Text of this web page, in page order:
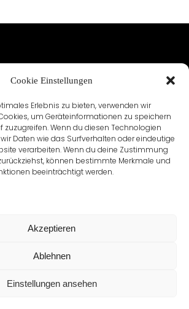
Cookie Einstellungen
Erlebnis zu bieten, verwenden wir
um Geräteinformationen zu speichern
zuzugreifen. Wenn du diesen Technologien
Daten wie das Surfverhalten oder eindeutige
verarbeiten. Wenn du deine Zustimmung
können bestimmte Merkmale und
beeinträchtigt werden.
Akzeptieren
Ablehnen
Einstellungen ansehen
IMPRESSUM
KONTAKT
COOKIE-RICHTLINIE (EU)